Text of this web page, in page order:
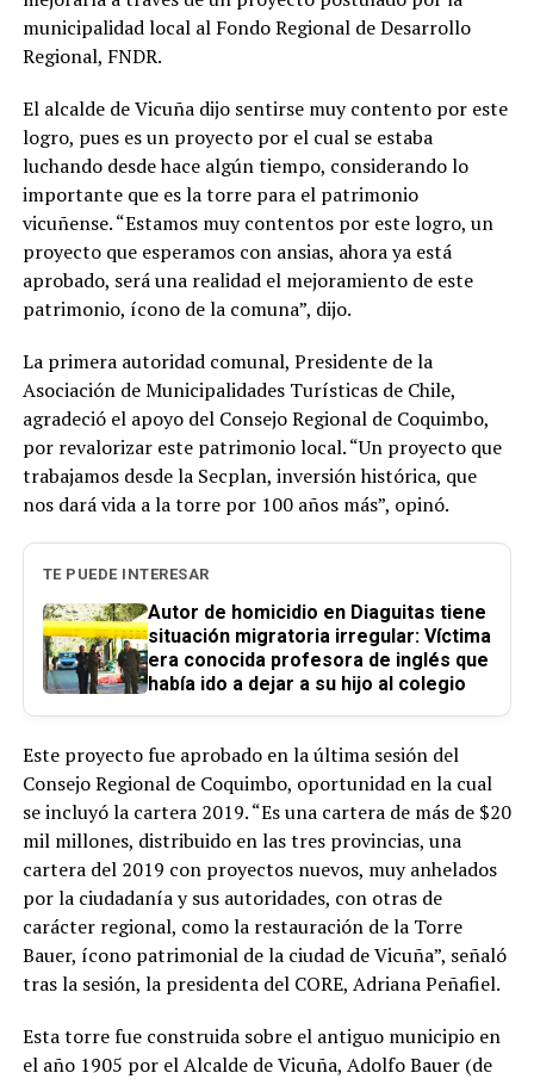
municipalidad local al Fondo Regional de Desarrollo
Regional, FNDR.
El alcalde de Vicuña dijo sentirse muy contento por este
logro, pues es un proyecto por el cual se estaba
luchando desde hace algún tiempo, considerando lo
importante que es la torre para el patrimonio
vicuñense. “Estamos muy contentos por este logro, un
proyecto que esperamos con ansias, ahora ya está
aprobado, será una realidad el mejoramiento de este
patrimonio, ícono de la comuna”, dijo.
La primera autoridad comunal, Presidente de la
Asociación de Municipalidades Turísticas de Chile,
agradeció el apoyo del Consejo Regional de Coquimbo,
por revalorizar este patrimonio local. “Un proyecto que
trabajamos desde la Secplan, inversión histórica, que
nos dará vida a la torre por 100 años más”, opinó.
TE PUEDE INTERESAR
Autor de homicidio en Diaguitas tiene
situación migratoria irregular: Víctima
era conocida profesora de inglés que
había ido a dejar a su hijo al colegio
Este proyecto fue aprobado en la última sesión del
Consejo Regional de Coquimbo, oportunidad en la cual
se incluyó la cartera 2019. “Es una cartera de más de $20
mil millones, distribuido en las tres provincias, una
cartera del 2019 con proyectos nuevos, muy anhelados
por la ciudadanía y sus autoridades, con otras de
carácter regional, como la restauración de la Torre
Bauer, ícono patrimonial de la ciudad de Vicuña”, señaló
tras la sesión, la presidenta del CORE, Adriana Peñafiel.
Esta torre fue construida sobre el antiguo municipio en
el año 1905 por el Alcalde de Vicuña, Adolfo Bauer (de